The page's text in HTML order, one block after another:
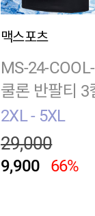
맥스포츠
MS-24-
쿨론 반팔티 3
2XL - 5XL
29,000
9,900 66%